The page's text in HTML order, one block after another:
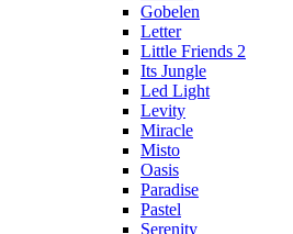
Gobelen
Letter
Little Friends 2
Its Jungle
Led Light
Levity
Miracle
Misto
Oasis
Paradise
Pastel
Serenity